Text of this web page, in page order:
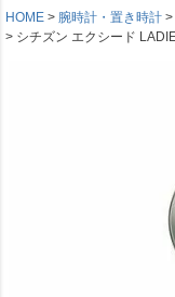
HOME
腕時計・置き時計
シチズン エクシード